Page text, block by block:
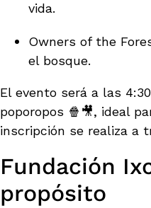
vida.
Owners of the
el bosque.
El evento será a las
poporopos 🍿🎥, ideal
inscripción se realiza a
Fundación
propósito